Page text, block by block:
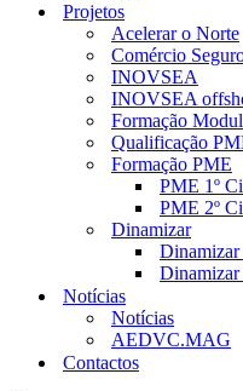
Projetos
Acelerar o Norte
Comércio
INOVSEA
INOVSEA
Formação
Qualificação
Formação PME
PME 1º
PME 2º
Dinamizar
Dinamizar
Dinamizar
Notícias
Notícias
AEDVC.MAG
Contactos